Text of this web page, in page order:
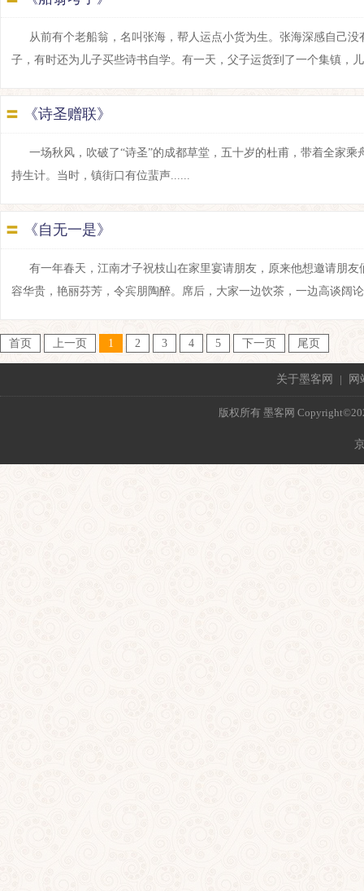
从前有个老船翁，名叫张海，帮人运点小货为生。张海深感自己
子，有时还为儿子买些诗书自学。有一天，父子运货到了一个集镇，
〓 《诗圣赠联》
一场秋风，吹破了“诗圣”的成都草堂，五十岁的杜甫，带着全家
持生计。当时，镇街口有位蜚声......
〓 《自无一是》
有一年春天，江南才子祝枝山在家里宴请朋友，原来他想邀请朋
容华贵，艳丽芬芳，令宾朋陶醉。席后，大家一边饮茶，一边高谈阔
首页 上一页 1 2 3 4 5 下一页 尾页
关于墨客网 | 网
版权所有 墨客网